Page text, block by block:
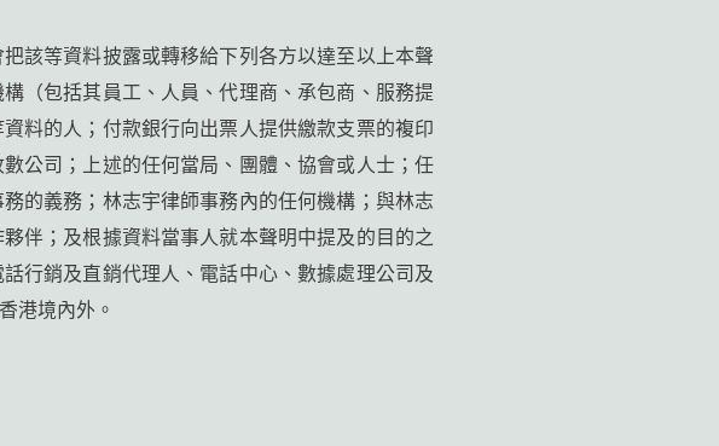
該等資料披露或轉移給下列各方以達至以上本聲
（包括其員工、人員、代理商、承包商、服務提
料的人；付款銀行向出票人提供繳款支票的複印
公司；上述的任何當局、團體、協會或人士；任
的義務；林志宇律師事務內的任何機構；與林志
伴；及根據資料當事人就本聲明中提及的目的之
行銷及直銷代理人、電話中心、數據處理公司及
港境內外。